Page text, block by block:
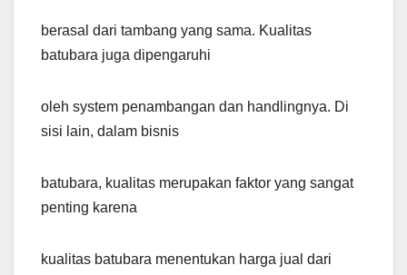
berasal dari tambang yang sama. Kualitas
batubara juga dipengaruhi
oleh system penambangan dan handlingnya. Di
sisi lain, dalam bisnis
batubara, kualitas merupakan faktor yang sangat
penting karena
kualitas batubara menentukan harga jual dari